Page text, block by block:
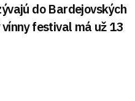
do Bardejovských
festival má už 13